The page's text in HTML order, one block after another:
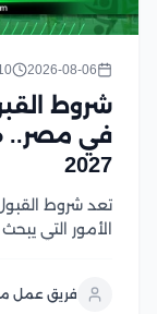
2026-08-06 10 دقائق
شروط
في مصر..
2027
تعد شروط
الأمور التي
المطلوبة،
فريق عمل